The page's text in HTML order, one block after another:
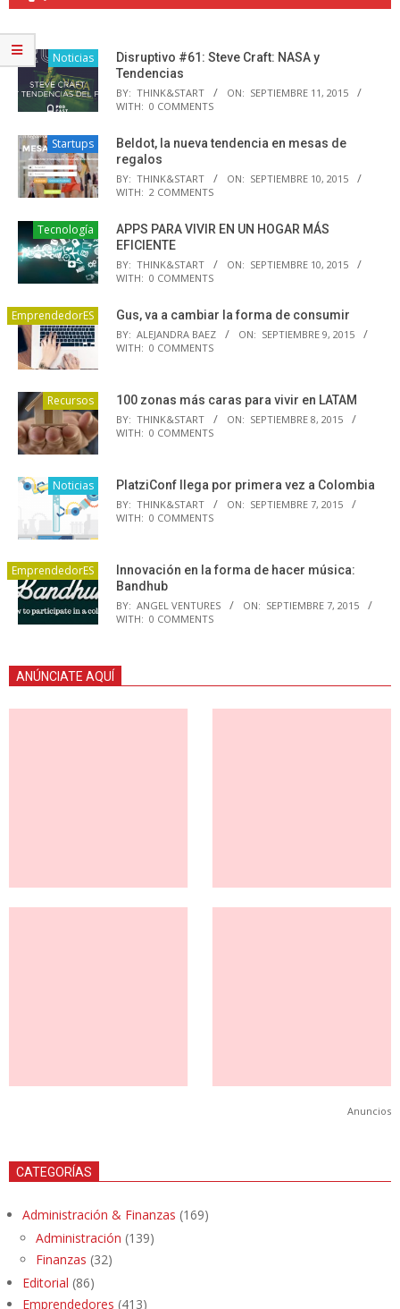
Noticias
Disruptivo #61: Steve Craft: NASA y
Tendencias
BY: THINK&START ON: SEPTIEMBRE 11, 2015
WITH: 0 COMMENTS
Startups
Beldot, la nueva tendencia en mesas de
regalos
BY: THINK&START ON: SEPTIEMBRE 10, 2015
WITH: 2 COMMENTS
Tecnología
APPS PARA VIVIR EN UN HOGAR MÁS
EFICIENTE
BY: THINK&START ON: SEPTIEMBRE 10, 2015
WITH: 0 COMMENTS
EmprendedorES Gus, va a cambiar la forma de consumir
BY: ALEJANDRA BAEZ ON: SEPTIEMBRE 9, 2015
WITH: 0 COMMENTS
Recursos 100 zonas más caras para vivir en LATAM
BY: THINK&START ON: SEPTIEMBRE 8, 2015
WITH: 0 COMMENTS
Noticias PlatziConf llega por primera vez a Colombia
BY: THINK&START ON: SEPTIEMBRE 7, 2015
WITH: 0 COMMENTS
EmprendedorES
Innovación en la forma de hacer música:
Bandhub
BY: ANGEL VENTURES ON: SEPTIEMBRE 7, 2015
WITH: 0 COMMENTS
ANÚNCIATE AQUÍ
Anuncios
CATEGORÍAS
Administración & Finanzas (169)
Administración (139)
Finanzas (32)
Editorial (86)
Emprendedores (413)